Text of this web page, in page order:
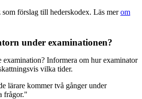
förslag till hederskodex. Läs merom
under examinationen?
Informera om hur examinator
vilka tider.
lärare kommer två gånger under
frågor."